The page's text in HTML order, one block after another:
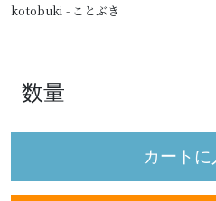
kotobuki - ことぶき
数量